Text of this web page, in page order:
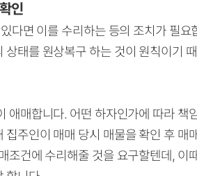
인
다면 이를 수리하는 등의 조치가 필요
상태를 원상복구 하는 것이 원칙이기
애매합니다. 어떤 하자인가에 따라 책
집주인이 매매 당시 매물을 확인 후 매
조건에 수리해줄 것을 요구할텐데, 이